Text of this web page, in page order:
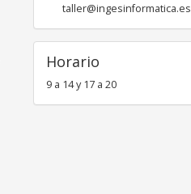
taller@ingesinformatica.es
Horario
9 a 14 y 17 a 20